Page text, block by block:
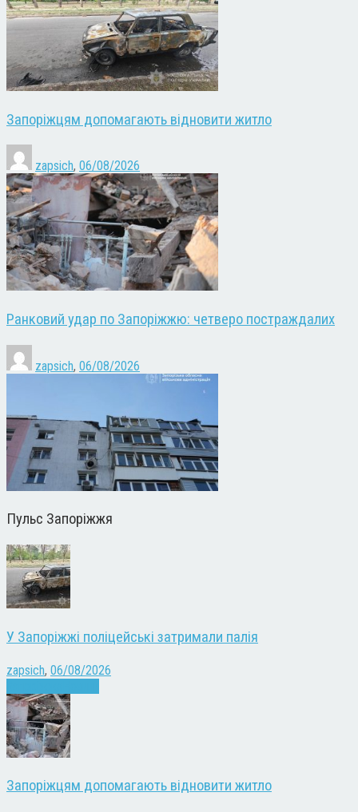
Запоріжцям допомагають відновити житло
zapsich, 06/08/2026
Ранковий удар по Запоріжжю: четверо постраждалих
zapsich, 06/08/2026
Пульс Запоріжжя
У Запоріжжі поліцейські затримали палія
zapsich, 06/08/2026
Запоріжцям допомагають відновити житло